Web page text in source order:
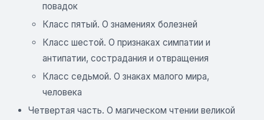
повадок
Класс пятый. О знамениях болезней
Класс шестой. О признаках симпатии и
антипатии, сострадания и отвращения
Класс седьмой. О знаках малого мира,
человека
Четвертая часть. О магическом чтении великой